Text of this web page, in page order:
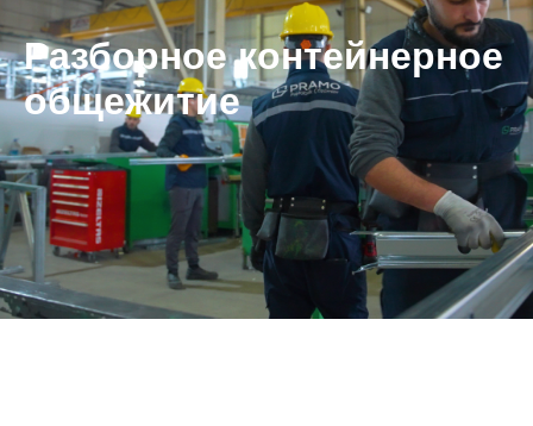
Разборное контейнерное
общежитие